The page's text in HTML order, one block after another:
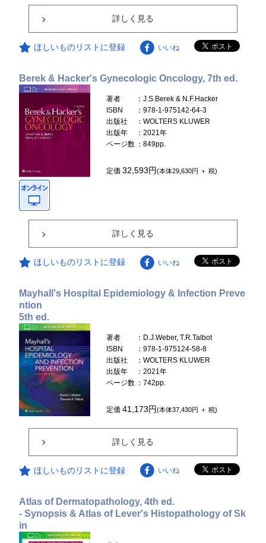
詳しく見る
ほしいものリストに登録 いいね
Berek & Hacker's Gynecologic Oncology, 7th ed.
著者
：J.S.Berek & N.F.Hacker
ISBN
：978-1-975142-64-3
出版社
：WOLTERS KLUWER
出版年
：2021年
ページ数 ：849pp.
定価32,593円(本体29,630円 ＋ 税)
詳しく見る
ほしいものリストに登録 いいね
Mayhall's Hospital Epidemiology & Infection Preve
ntion
5th ed.
著者
：D.J.Weber, T.R.Talbot
ISBN
：978-1-975124-58-8
出版社
：WOLTERS KLUWER
出版年
：2021年
ページ数 ：742pp.
定価41,173円(本体37,430円 ＋ 税)
詳しく見る
ほしいものリストに登録 いいね
Atlas of Dermatopathology, 4th ed.
- Synopsis & Atlas of Lever's Histopathology of Sk
in